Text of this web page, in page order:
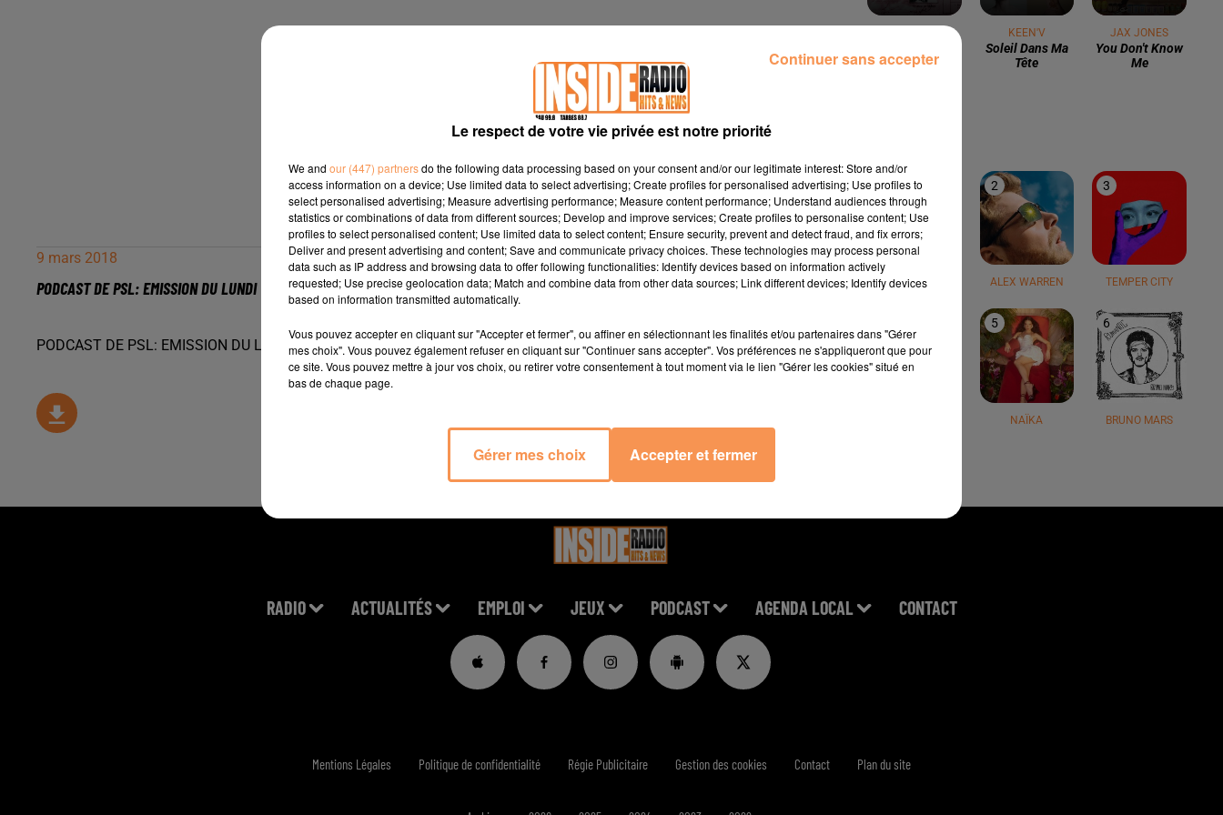
9 mars 2018
PODCAST DE PSL: EMISSION DU LUNDI 12 FEVRIER 2018
PODCAST DE PSL: EMISSION DU LUNDI 12 FÉVRIER 2018
KEEN'V
Soleil Dans Ma
Tête
JAX JONES
You Don't Know
Me
1
TEDDY SWIMS
2
ALEX WARREN
3
TEMPER CITY
5
NAÏKA
6
BRUNO MARS
RADIO ACTUALITÉS EMPLOI JEUX PODCAST AGENDA LOCAL CONTACT
Mentions Légales Politique de confidentialité Régie Publicitaire Gestion des cookies Contact Plan du site
Le respect de votre vie privée est notre priorité
We and our (447) partnersdo the following data processing based on your consent and/or our legitimate interest: Store and/or
access information on a device; Use limited data to select advertising; Create profiles for personalised advertising; Use profiles to
select personalised advertising; Measure advertising performance; Measure content performance; Understand audiences through
statistics or combinations of data from different sources; Develop and improve services; Create profiles to personalise content; Use
profiles to select personalised content; Use limited data to select content; Ensure security, prevent and detect fraud, and fix errors;
Deliver and present advertising and content; Save and communicate privacy choices. These technologies may process personal
data such as IP address and browsing data to offer following functionalities: Identify devices based on information actively
requested; Use precise geolocation data; Match and combine data from other data sources; Link different devices; Identify devices
based on information transmitted automatically.
Vous pouvez accepter en cliquant sur "Accepter et fermer", ou affiner en sélectionnant les finalités et/ou partenaires dans "Gérer
mes choix". Vous pouvez également refuser en cliquant sur "Continuer sans accepter". Vos préférences ne s'appliqueront que pour
ce site. Vous pouvez mettre à jour vos choix, ou retirer votre consentement à tout moment via le lien "Gérer les cookies" situé en
bas de chaque page.
Gérer mes choix Accepter et fermer
Continuer sans accepter